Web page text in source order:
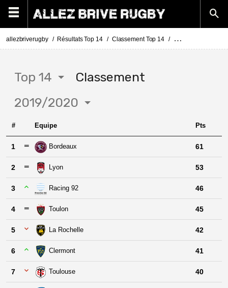
allezbriverugby Résultats Top 14 Classement Top 14 Classement Top
Top 14
Classement
2019/2020
# Equipe Pts
1 Bordeaux 61
2 Lyon 53
3 Racing 92 46
4 Toulon 45
5 La Rochelle 42
6 Clermont 41
7 Toulouse 40